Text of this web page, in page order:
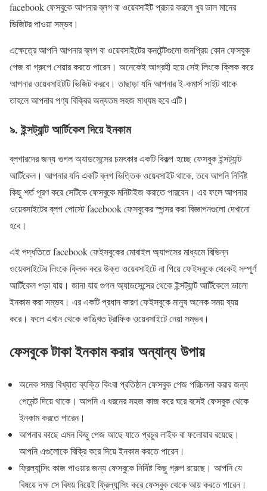
facebook ফেসবুকে আপনার ব্লগ বা ওয়েবসাইট প্রচার করলে খুব ভাল মানের
ভিজিটর পাওয়া সম্ভব।
এক্ষেত্রে আপনি আপনার ব্লগ বা ওয়েবসাইটের কনটেন্টগুলো জনপ্রিয় কোন ফেসবুক
পেজ বা গ্রুপে শেয়ার করতে পারেন। অনেকেই আগ্রহী হয়ে সেই লিংকে ক্লিক করে
আপনার ওয়েবসাইটটি ভিজিট করবে। তাছাড়া যদি আপনার ই-কমার্স সাইট থাকে
তাহলে আপনার পণ্য বিক্রির অন্যতম সহজ মাধ্যম হবে এটি।
৯. ইন্সট্যান্ট আর্টিকেল দিয়ে ইনকাম
ব্লগারদের জন্য গুগল অ্যাডসেন্সের চমৎকার একটি বিকল্প হচ্ছে ফেসবুক ইন্সট্যান্ট
আর্টিকেল। আপনার যদি একটি ব্লগ ভিত্তিক ওয়েবসাইট থাকে, তবে আপনি নির্দিষ্ট
কিছু শর্ত পূরণ করে সেটিকে ফেসবুকে মনিটাইজ করাতে পারবেন। এর ফলে আপনার
ওয়েবসাইটের ব্লগ পোস্টে facebook ফেসবুকের স্পন্সর করা বিজ্ঞাপনগুলো দেখানো
হবে।
এই পদ্ধতিতে facebook ফেইসবুকের মোবাইল অ্যাপসের মাধ্যমে বিভিন্ন
ওয়েবসাইটের লিংকে ক্লিক করে উক্ত ওয়েবসাইটে না গিয়ে ফেইসবুকে থেকেই সম্পূর্ণ
আর্টিকেল পড়া যায়। জানা যায় গুগল অ্যাডসেন্সের থেকে ইন্সট্যান্ট আর্টিকেলে ভালো
ইনকাম করা সম্ভব। এর একটি প্রধান কারণ ফেইসবুকে মানুষ অনেক সময় ব্যয়
করে। ফলে এখান থেকে কাঙ্খিত ট্রাফিক ওয়েবসাইটে নেয়া সম্ভব।
ফেসবুকে টাকা ইনকাম করার অন্যান্য উপায়
অনেক সময় বিখ্যাত ব্যক্তি কিংবা প্রতিষ্ঠান ফেসবুক পেজ পরিচলনা করার জন্য
পেমেন্ট দিয়ে থাকে। আপনি এ ধরনের সহজ কাজ করে ঘরে বসেই ফেসবুক থেকে
ইনকাম করতে পারেন।
আপনার কাছে এমন কিছু পেজ আছে যাতে প্রচুর লাইক বা ফলোয়ার রয়েছে।
আপনি এগুলোকে বিক্রি করে দিয়ে ইনকাম করতে পারেন।
ফ্রিল্যান্সিং কাজ পাওয়ার জন্য ফেসবুকে নির্দিষ্ট কিছু গ্রুপ রয়েছে। আপনি যে
বিষয়ে দক্ষ সে বিষয় নিয়েই ফ্রিল্যান্সিং করে ফেসবুক থেকে আয় করতে পারেন।